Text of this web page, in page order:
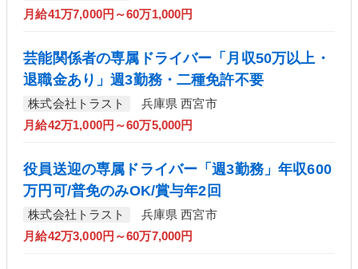
月給41万7,000円～60万1,000円
芸能関係者の専属ドライバー「月収50万以上・
退職金あり」週3勤務・二種免許不要
株式会社トラスト
兵庫県 西宮市
月給42万1,000円～60万5,000円
役員送迎の専属ドライバー「週3勤務」年収600
万円可/普免のみOK/賞与年2回
株式会社トラスト
兵庫県 西宮市
月給42万3,000円～60万7,000円